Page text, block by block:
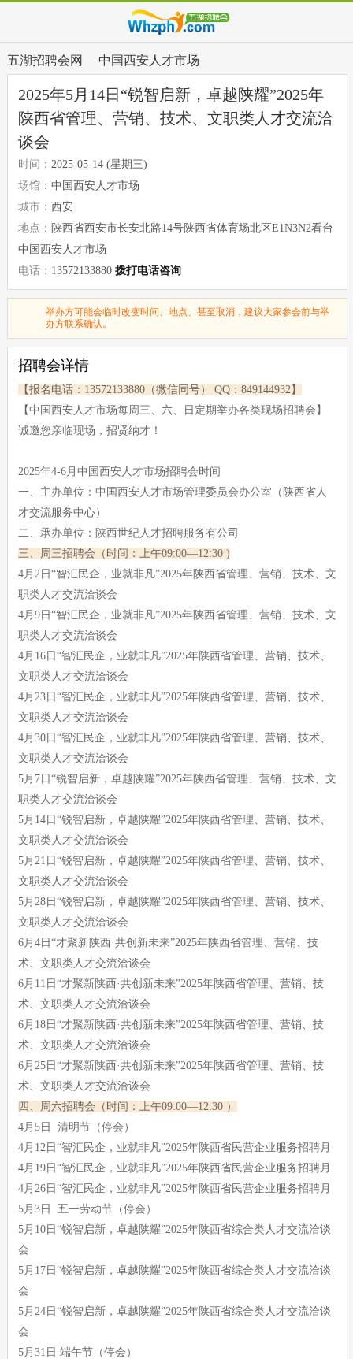
五湖招聘会网 中国西安人才市场
2025年5月14日“锐智启新，卓越陕耀”2025年
陕西省管理、营销、技术、文职类人才交流洽
谈会
时间： 2025-05-14 (星期三)
场馆： 中国西安人才市场
城市： 西安
地点： 陕西省西安市长安北路14号陕西省体育场北区E1N3N2看台
中国西安人才市场
电话： 13572133880 拨打电话咨询
举办方可能会临时改变时间、地点、甚至取消，建议大家参会前与举
办方联系确认。
招聘会详情
【报名电话：13572133880（微信同号） QQ：849144932】
【中国西安人才市场每周三、六、日定期举办各类现场招聘会】
诚邀您亲临现场，招贤纳才！
2025年4-6月中国西安人才市场招聘会时间
一、主办单位：中国西安人才市场管理委员会办公室（陕西省人
才交流服务中心）
二、承办单位：陕西世纪人才招聘服务有公司
三、周三招聘会（时间：上午09:00—12:30 )
4月2日“智汇民企，业就非凡”2025年陕西省管理、营销、技术、文
职类人才交流洽谈会
4月9日“智汇民企，业就非凡”2025年陕西省管理、营销、技术、文
职类人才交流洽谈会
4月16日“智汇民企，业就非凡”2025年陕西省管理、营销、技术、
文职类人才交流洽谈会
4月23日“智汇民企，业就非凡”2025年陕西省管理、营销、技术、
文职类人才交流洽谈会
4月30日“智汇民企，业就非凡”2025年陕西省管理、营销、技术、
文职类人才交流洽谈会
5月7日“锐智启新，卓越陕耀”2025年陕西省管理、营销、技术、文
职类人才交流洽谈会
5月14日“锐智启新，卓越陕耀”2025年陕西省管理、营销、技术、
文职类人才交流洽谈会
5月21日“锐智启新，卓越陕耀”2025年陕西省管理、营销、技术、
文职类人才交流洽谈会
5月28日“锐智启新，卓越陕耀”2025年陕西省管理、营销、技术、
文职类人才交流洽谈会
6月4日“才聚新陕西·共创新未来”2025年陕西省管理、营销、技
术、文职类人才交流洽谈会
6月11日“才聚新陕西·共创新未来”2025年陕西省管理、营销、技
术、文职类人才交流洽谈会
6月18日“才聚新陕西·共创新未来”2025年陕西省管理、营销、技
术、文职类人才交流洽谈会
6月25日“才聚新陕西·共创新未来”2025年陕西省管理、营销、技
术、文职类人才交流洽谈会
四、周六招聘会（时间：上午09:00—12:30 ）
4月5日 清明节（停会）
4月12日“智汇民企，业就非凡”2025年陕西省民营企业服务招聘月
4月19日“智汇民企，业就非凡”2025年陕西省民营企业服务招聘月
4月26日“智汇民企，业就非凡”2025年陕西省民营企业服务招聘月
5月3日 五一劳动节（停会）
5月10日“锐智启新，卓越陕耀”2025年陕西省综合类人才交流洽谈
会
5月17日“锐智启新，卓越陕耀”2025年陕西省综合类人才交流洽谈
会
5月24日“锐智启新，卓越陕耀”2025年陕西省综合类人才交流洽谈
会
5月31日 端午节（停会）